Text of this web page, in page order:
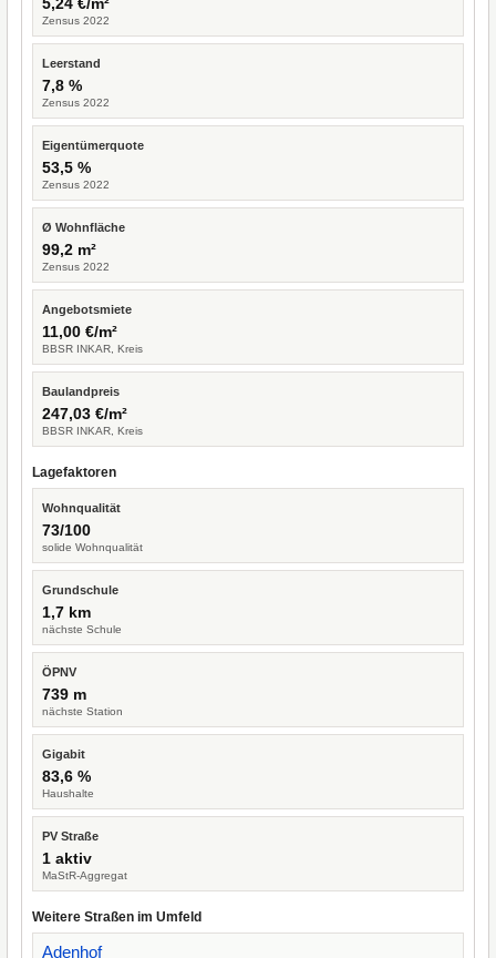
Zensus 2022
Leerstand
7,8 %
Zensus 2022
Eigentümerquote
53,5 %
Zensus 2022
Ø Wohnfläche
99,2 m²
Zensus 2022
Angebotsmiete
11,00 €/m²
BBSR INKAR, Kreis
Baulandpreis
247,03 €/m²
BBSR INKAR, Kreis
Lagefaktoren
Wohnqualität
73/100
solide Wohnqualität
Grundschule
1,7 km
nächste Schule
ÖPNV
739 m
nächste Station
Gigabit
83,6 %
Haushalte
PV Straße
1 aktiv
MaStR-Aggregat
Weitere Straßen im Umfeld
Adenhof